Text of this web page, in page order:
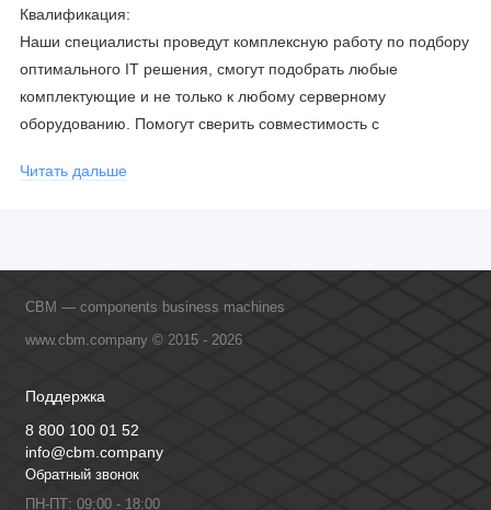
Квалификация:
Наши специалисты проведут комплексную работу по подбору
оптимального IT решения, смогут подобрать любые
комплектующие и не только к любому серверному
оборудованию. Помогут сверить совместимость с
официальными производителями и проводим регулярное
Читать дальше
CBM — components business machines
www.cbm.company © 2015 - 2026
Поддержка
8 800 100 01 52
info@cbm.company
Обратный звонок
ПН-ПТ: 09:00 - 18:00